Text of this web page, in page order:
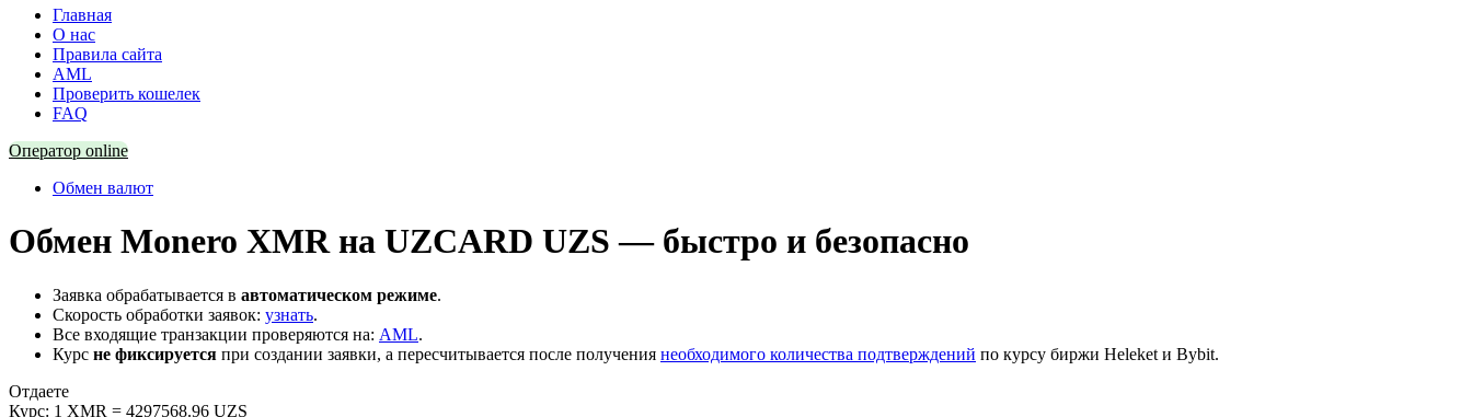
Главная
О нас
Правила сайта
AML
Проверить кошелек
FAQ
Оператор online
Обмен валют
Обмен Monero XMR на UZCARD UZS — быстро и безопасно
Заявка обрабатывается в автоматическом режиме.
Скорость обработки заявок: узнать.
Все входящие транзакции проверяются на: AML.
Курс не фиксируется при создании заявки, а пересчитывается после получения необходимого количества подтверждений по курсу биржи Heleket и Bybit.
Отдаете
Курс: 1 XMR = 4297568.96 UZS